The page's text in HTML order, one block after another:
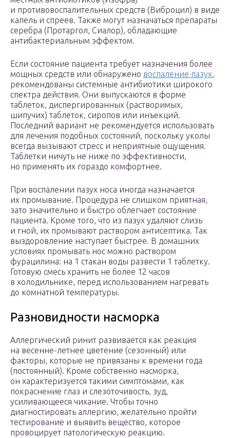
и противовоспалительных средств (Виброцил) в виде
капель и спреев. Также могут назначаться препараты
серебра (Протаргол, Сиалор), обладающие
антибактериальным эффектом.
Если состояние пациента требует назначения более
мощных средств или обнаружено воспаление пазух,
рекомендованы системные антибиотики широкого
спектра действия. Они выпускаются в форме
таблеток, диспергированных (растворимых,
шипучих) таблеток, сиропов или инъекций.
Последний вариант не рекомендуется использовать
для лечения подобных состояний, поскольку уколы
всегда вызывают стресс и неприятные ощущения.
Таблетки ничуть не ниже по эффективности,
но применять их гораздо комфортнее.
При воспалении пазух носа иногда назначается
их промывание. Процедура не слишком приятная,
зато значительно и быстро облегчает состояние
пациента. Кроме того, что из пазух удаляют слизь
и гной, их промывают раствором антисептика. Так
выздоровление наступает быстрее. В домашних
условиях промывать нос можно раствором
фурацилина: на 1 стакан воды развести 1 таблетку.
Готовую смесь хранить не более 12 часов
в холодильнике, перед использованием нагревать
до комнатной температуры.
Разновидности насморка
Аллергический ринит развивается как реакция
на весенне-летнее цветение (сезонный) или
факторы, которые не привязаны к времени года
(постоянный). Кроме собственно насморка,
он характеризуется такими симптомами, как
покраснение глаз и слезоточивость, зуд,
усиливающееся чихание. Чтобы точно
диагностировать аллергию, желательно пройти
тестирование и выявить вещество, которое
провоцирует патологическую реакцию.